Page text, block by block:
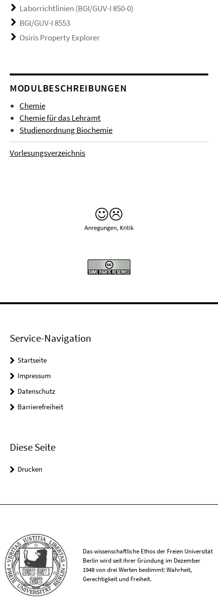
Laborrichtlinien (BGI/GUV-I 850-0)
BGI/GUV-I 8553
Osiris Property Explorer
MODULBESCHREIBUNGEN
Chemie
Chemie für das Lehramt
Studienordnung Biochemie
Vorlesungsverzeichnis
Service-Navigation
Startseite
Impressum
Datenschutz
Barrierefreiheit
Diese Seite
Drucken
Das wissenschaftliche Ethos der Freien Universität
Berlin wird seit ihrer Gründung im Dezember
1948 von drei Werten bestimmt: Wahrheit,
Gerechtigkeit und Freiheit.